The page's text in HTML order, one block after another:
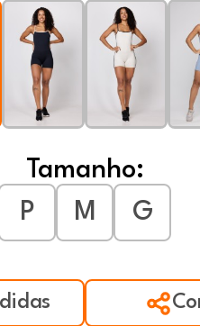
Tamanho:
P
M G